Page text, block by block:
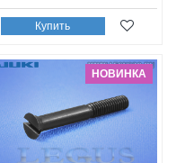
Купить
НОВИНКА